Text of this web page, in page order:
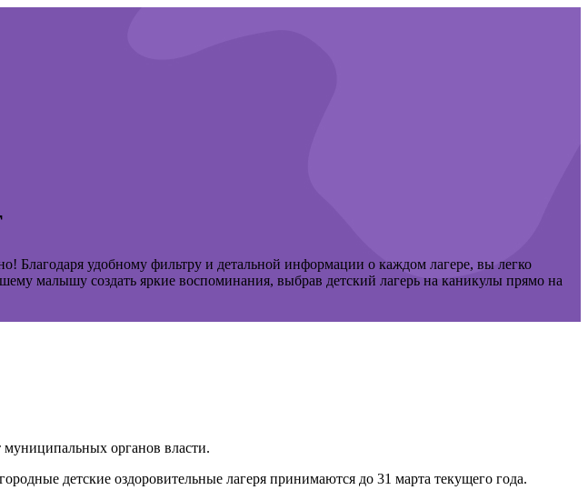
Благодаря удобному фильтру и детальной информации о каждом лагере, вы легко
малышу создать яркие воспоминания, выбрав детский лагерь на каникулы прямо на
муниципальных органов власти.
детские оздоровительные лагеря принимаются до 31 марта текущего года.